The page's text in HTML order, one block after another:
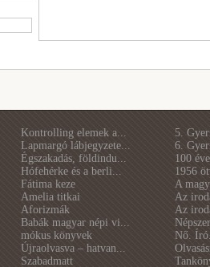
Kontrolling elemek a...
Lapmargó lábjegyzete...
Égszakadás, földindu...
Hófehérke és a berli...
Fátima keze
Amelia titkai
Aforizmák
Babák magyar népi vi...
mókus könyvek
Újraolvasva – hatvan...
Szabadmatt
5.
6.
100
1956
A
Az
Az
Nő.